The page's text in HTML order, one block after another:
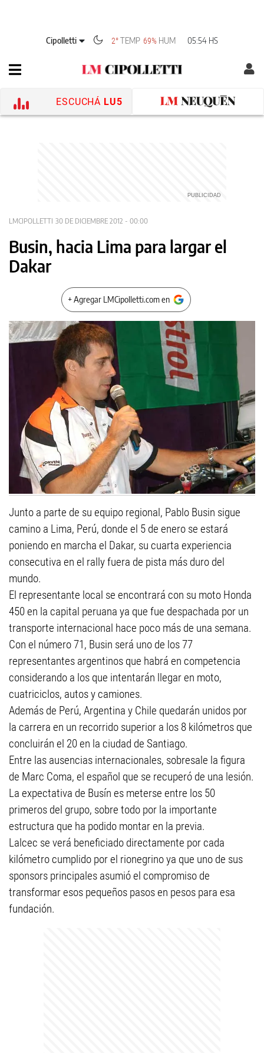
Cipolletti 2°TEMP 69% HUM 05:54 HS
ESCUCHÁ LU5
LMCIPOLLETTI 30 DE DICIEMBRE 2012 - 00:00
Busin, hacia Lima para largar el
Dakar
+ Agregar LMCipolletti.com en
Junto a parte de su equipo regional, Pablo Busin sigue
camino a Lima, Perú, donde el 5 de enero se estará
poniendo en marcha el Dakar, su cuarta experiencia
consecutiva en el rally fuera de pista más duro del
mundo.
El representante local se encontrará con su moto Honda
450 en la capital peruana ya que fue despachada por un
transporte internacional hace poco más de una semana.
Con el número 71, Busin será uno de los 77
representantes argentinos que habrá en competencia
considerando a los que intentarán llegar en moto,
cuatriciclos, autos y camiones.
Además de Perú, Argentina y Chile quedarán unidos por
la carrera en un recorrido superior a los 8 kilómetros que
concluirán el 20 en la ciudad de Santiago.
Entre las ausencias internacionales, sobresale la figura
de Marc Coma, el español que se recuperó de una lesión.
La expectativa de Busín es meterse entre los 50
primeros del grupo, sobre todo por la importante
estructura que ha podido montar en la previa.
Lalcec se verá beneficiado directamente por cada
kilómetro cumplido por el rionegrino ya que uno de sus
sponsors principales asumió el compromiso de
transformar esos pequeños pasos en pesos para esa
fundación.